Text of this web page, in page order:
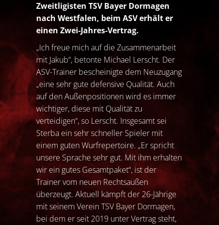
Zweitligisten TSV Bayer Dormagen
nach Westfalen, beim ASV erhält er
einen Zwei-Jahres-Vertrag.
„Ich freue mich auf die Zusammenarbeit
mit Jakub“, betonte Michael Lerscht. Der
ASV-Trainer bescheinigte dem Neuzugang
„eine sehr gute defensive Qualität. Auch
auf den Außenpositionen wird es immer
wichtiger, diese mit Qualität zu
verteidigen“, so Lerscht. Insgesamt sei
Sterba ein sehr schneller Spieler mit
einem guten Wurfrepertoire. „Er spricht
unsere Sprache sehr gut. Mit ihm erhalten
wir ein gutes Gesamtpaket“, ist der
Trainer vom neuen Rechtsaußen
überzeugt. Aktuell kämpft der 26-Jährige
mit seinem Verein TSV Bayer Dormagen,
bei dem er seit 2019 unter Vertrag steht,